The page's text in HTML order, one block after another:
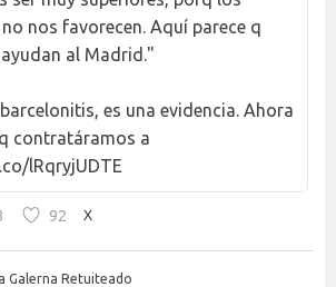
nos favorecen. Aquí parece q
al Madrid."
es una evidencia. Ahora
contratáramos a
lRqryjUDTE
92 X
Galerna Retuiteado